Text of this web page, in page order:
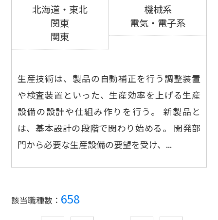
北海道・東北
関東
関東
機械系
電気・電子系
生産技術は、製品の自動補正を行う調整装置
や検査装置といった、生産効率を上げる生産
設備の設計や仕組み作りを行う。 新製品と
は、基本設計の段階で関わり始める。 開発部
門から必要な生産設備の要望を受け、...
該当職種数： 658